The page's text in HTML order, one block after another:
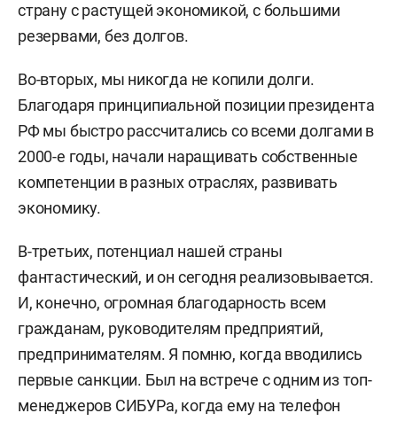
страну с растущей экономикой, с большими
резервами, без долгов.
Во-вторых, мы никогда не копили долги.
Благодаря принципиальной позиции президента
РФ мы быстро рассчитались со всеми долгами в
2000-е годы, начали наращивать собственные
компетенции в разных отраслях, развивать
экономику.
В-третьих, потенциал нашей страны
фантастический, и он сегодня реализовывается.
И, конечно, огромная благодарность всем
гражданам, руководителям предприятий,
предпринимателям. Я помню, когда вводились
первые санкции. Был на встрече с одним из топ-
менеджеров СИБУРа, когда ему на телефон